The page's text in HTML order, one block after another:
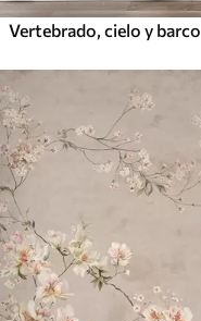
Vertebrado, cielo y barco